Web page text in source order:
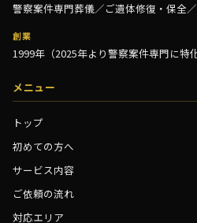
警察案件専門葬儀／ご遺体修復・保全
創業
1999年（2025年より警察案件専門に特化
メニュー
トップ
初めての方へ
サービス内容
ご依頼の流れ
対応エリア